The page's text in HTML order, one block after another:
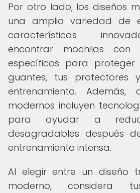
Por otro lado, los diseños
una amplia variedad de
características
encontrar mochilas con
específicos para proteger
guantes, tus protectores
entrenamiento. Además,
modernos incluyen
para ayudar a
desagradables después
entrenamiento intensa.
Al elegir entre un diseño
moderno, considera